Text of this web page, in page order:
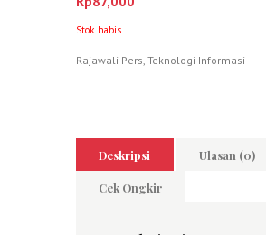
Stok habis
Rajawali Pers, Teknologi Informasi
Deskripsi Ulasan (0)
Cek Ongkir